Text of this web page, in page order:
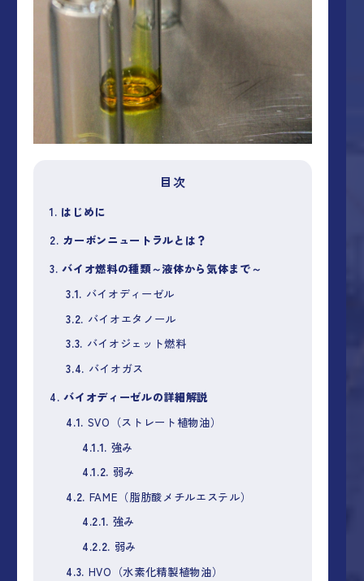
目次
1. はじめに
2. カーボンニュートラルとは？
3. バイオ燃料の種類～液体から気体まで～
3.1. バイオディーゼル
3.2. バイオエタノール
3.3. バイオジェット燃料
3.4. バイオガス
4. バイオディーゼルの詳細解説
4.1. SVO（ストレート植物油）
4.1.1. 強み
4.1.2. 弱み
4.2. FAME（脂肪酸メチルエステル）
4.2.1. 強み
4.2.2. 弱み
4.3. HVO（水素化精製植物油）